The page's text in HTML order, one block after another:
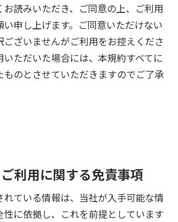
お読みいただき、ご同意の上、ご利用
い申し上げます。ご同意いただけない
ざいませんがご利用をお控えくださ
いただいた場合には、本規約すべてに
ものとさせていただきますのでご了承
利用に関する免責事項
れている情報は、当社が入手可能な情
性に依拠し、これを前提としています